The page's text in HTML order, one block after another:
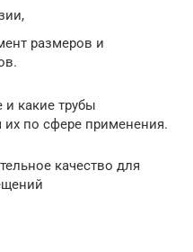
размеров и
какие трубы
по сфере применения.
качество для